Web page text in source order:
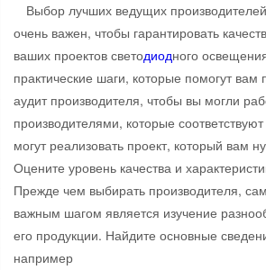
Выбор лучших ведущих
очень важен, чтобы гарантировать
ваших проектов светодиодного
практические шаги, которые помогут вам
аудит производителя, чтобы вы могли
производителями, которые
могут реализовать проект, который вам
Оцените уровень качества и
Прежде чем выбирать производителя,
важным шагом является изучение
его продукции. Найдите основные
например